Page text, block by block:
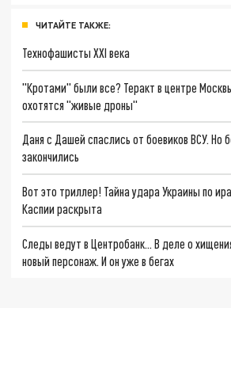
ЧИТАЙТЕ ТАКЖЕ:
Технофашисты XXI века
"Кротами" были все? Теракт в центре
охотятся "живые дроны"
Даня с Дашей спаслись от боевиков ВСУ. Но
закончились
Вот это триллер! Тайна удара Украины по
Каспии раскрыта
Следы ведут в Центробанк… В деле о
новый персонаж. И он уже в бегах